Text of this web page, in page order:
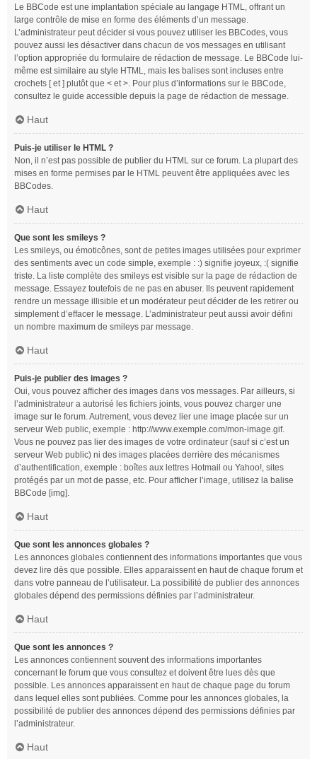
Le BBCode est une implantation spéciale au langage HTML, offrant un
large contrôle de mise en forme des éléments d’un message.
L’administrateur peut décider si vous pouvez utiliser les BBCodes, vous
pouvez aussi les désactiver dans chacun de vos messages en utilisant
l’option appropriée du formulaire de rédaction de message. Le BBCode lui-
même est similaire au style HTML, mais les balises sont incluses entre
crochets [ et ] plutôt que < et >. Pour plus d’informations sur le BBCode,
consultez le guide accessible depuis la page de rédaction de message.
Haut
Puis-je utiliser le HTML ?
Non, il n’est pas possible de publier du HTML sur ce forum. La plupart des
mises en forme permises par le HTML peuvent être appliquées avec les
BBCodes.
Haut
Que sont les smileys ?
Les smileys, ou émoticônes, sont de petites images utilisées pour exprimer
des sentiments avec un code simple, exemple : :) signifie joyeux, :( signifie
triste. La liste complète des smileys est visible sur la page de rédaction de
message. Essayez toutefois de ne pas en abuser. Ils peuvent rapidement
rendre un message illisible et un modérateur peut décider de les retirer ou
simplement d’effacer le message. L’administrateur peut aussi avoir défini
un nombre maximum de smileys par message.
Haut
Puis-je publier des images ?
Oui, vous pouvez afficher des images dans vos messages. Par ailleurs, si
l’administrateur a autorisé les fichiers joints, vous pouvez charger une
image sur le forum. Autrement, vous devez lier une image placée sur un
serveur Web public, exemple : http://www.exemple.com/mon-image.gif.
Vous ne pouvez pas lier des images de votre ordinateur (sauf si c’est un
serveur Web public) ni des images placées derrière des mécanismes
d’authentification, exemple : boîtes aux lettres Hotmail ou Yahoo!, sites
protégés par un mot de passe, etc. Pour afficher l’image, utilisez la balise
BBCode [img].
Haut
Que sont les annonces globales ?
Les annonces globales contiennent des informations importantes que vous
devez lire dès que possible. Elles apparaissent en haut de chaque forum et
dans votre panneau de l’utilisateur. La possibilité de publier des annonces
globales dépend des permissions définies par l’administrateur.
Haut
Que sont les annonces ?
Les annonces contiennent souvent des informations importantes
concernant le forum que vous consultez et doivent être lues dès que
possible. Les annonces apparaissent en haut de chaque page du forum
dans lequel elles sont publiées. Comme pour les annonces globales, la
possibilité de publier des annonces dépend des permissions définies par
l’administrateur.
Haut